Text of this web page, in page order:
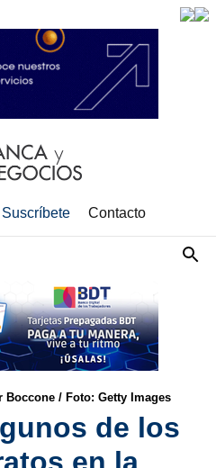
Suscríbete Contacto
Boccone / Foto: Getty Images
de los